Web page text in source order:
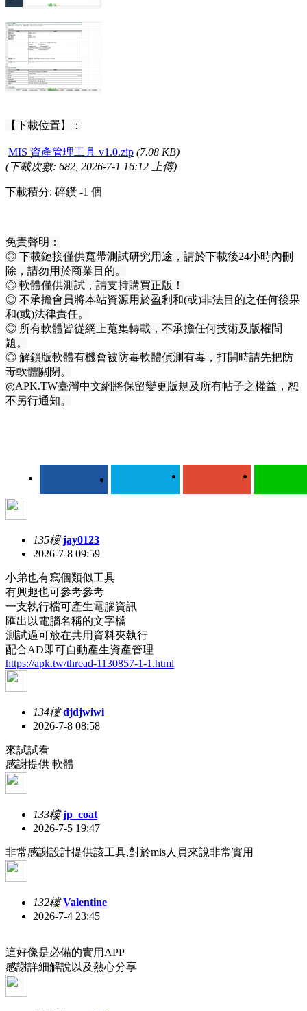
【下載位置】 ：
MIS 資產管理工具 v1.0.zip (7.08 KB)
(下載次數: 682, 2026-7-1 16:12 上傳)
下載積分: 碎鑽 -1 個
免責聲明：
◎ 下載鏈接僅供寬帶測試研究用途，請於下載後24小時內刪
除，請勿用於商業目的。
◎ 軟體僅供測試，請支持購買正版！
◎ 不承擔會員將本站資源用於盈利和(或)非法目的之任何後果
和(或)法律責任。
◎ 所有軟體皆從網上蒐集轉載，不承擔任何技術及版權問
題。
◎ 解鎖版軟體有機會被防毒軟體偵測有毒，打開時請先把防
毒軟體關閉。
◎APK.TW臺灣中文網將保留變更版規及所有帖子之權益，恕
不另行通知。
135樓 jay0123
2026-7-8 09:59
小弟也有寫個類似工具
有興趣也可參考參考
一支執行檔可產生電腦資訊
匯出以電腦名稱的文字檔
測試過可放在共用資料夾執行
配合AD即可自動產生資產管理
https://apk.tw/thread-1130857-1-1.html
134樓 djdjwiwi
2026-7-8 08:58
來試試看
感謝提供 軟體
133樓 jp_coat
2026-7-5 19:47
非常感謝設計提供該工具,對於mis人員來說非常實用
132樓 Valentine
2026-7-4 23:45
這好像是必備的實用APP
感謝詳細解說以及熱心分享